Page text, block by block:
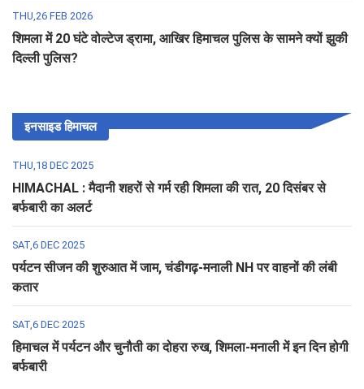
THU,26 FEB 2026
शिमला में 20 घंटे वोल्टेज ड्रामा, आखिर हिमाचल पुलिस के सामने क्यों झुकी
दिल्ली पुलिस?
इनसाइड हिमाचल
THU,18 DEC 2025
HIMACHAL : मैदानी शहरों से गर्म रही शिमला की रात, 20 दिसंबर से
बर्फबारी का अलर्ट
SAT,6 DEC 2025
पर्यटन सीजन की शुरुआत में जाम, चंडीगढ़-मनाली NH पर वाहनों की लंबी
कतार
SAT,6 DEC 2025
हिमाचल में पर्यटन और चुनौती का दोहरा रुख, शिमला-मनाली में इन दिन होगी
बर्फबारी